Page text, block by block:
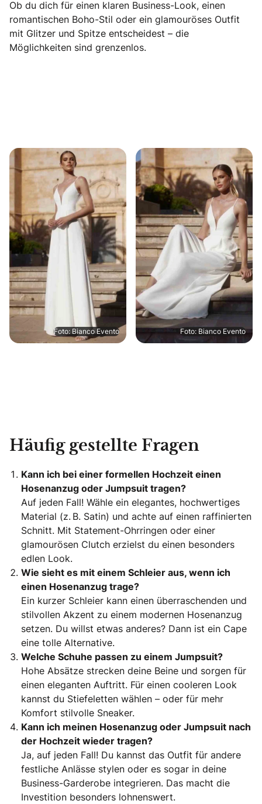
Ob du dich für einen klaren Business-Look, einen
romantischen Boho-Stil oder ein glamouröses Outfit
mit Glitzer und Spitze entscheidest – die
Möglichkeiten sind grenzenlos.
Foto: Bianco Evento Foto: Bianco Evento
Häufig gestellte Fragen
Kann ich bei einer formellen Hochzeit einen
Hosenanzug oder Jumpsuit tragen?
Auf jeden Fall! Wähle ein elegantes, hochwertiges
Material (z. B. Satin) und achte auf einen raffinierten
Schnitt. Mit Statement-Ohrringen oder einer
glamourösen Clutch erzielst du einen besonders
edlen Look.
Wie sieht es mit einem Schleier aus, wenn ich
einen Hosenanzug trage?
Ein kurzer Schleier kann einen überraschenden und
stilvollen Akzent zu einem modernen Hosenanzug
setzen. Du willst etwas anderes? Dann ist ein Cape
eine tolle Alternative.
Welche Schuhe passen zu einem Jumpsuit?
Hohe Absätze strecken deine Beine und sorgen für
einen eleganten Auftritt. Für einen cooleren Look
kannst du Stiefeletten wählen – oder für mehr
Komfort stilvolle Sneaker.
Kann ich meinen Hosenanzug oder Jumpsuit nach
der Hochzeit wieder tragen?
Ja, auf jeden Fall! Du kannst das Outfit für andere
festliche Anlässe stylen oder es sogar in deine
Business-Garderobe integrieren. Das macht die
Investition besonders lohnenswert.